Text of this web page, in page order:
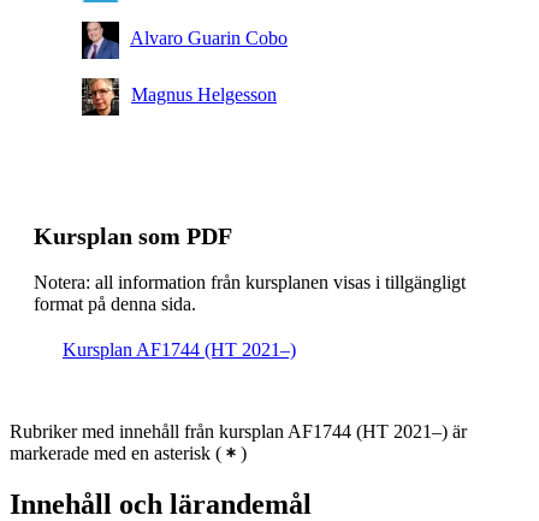
Alvaro Guarin Cobo
Magnus Helgesson
Kursplan som PDF
Notera: all information från kursplanen visas i tillgängligt
format på denna sida.
Kursplan AF1744 (HT 2021–)
Rubriker med innehåll från kursplan AF1744 (HT 2021–) är
markerade med en asterisk ( )
Innehåll och lärandemål